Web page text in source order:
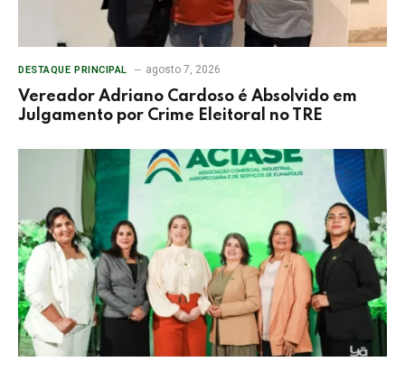
DESTAQUE PRINCIPAL agosto 7, 2026
Vereador Adriano Cardoso é Absolvido em
Julgamento por Crime Eleitoral no TRE